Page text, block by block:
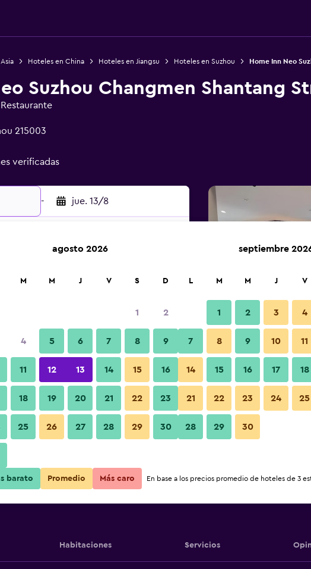
Hoteles en China Hoteles en Jiangsu Hoteles en Suzhou Home Inn Neo
Suzhou Changmen Shantang
215003
verificadas
- jue. 13/8
Neo Suzhou Changmen
Ver precios
Neo Suzhou Changmen
Ver precios
Neo Suzhou Changmen
Sala de estar
Fotos
Habitaciones Servicios
agosto 2026
M M J V S D
1 2
4 5 6 7 8 9
11 12 13 14 15 16
18 19 20 21 22 23
25 26 27 28 29 30
septiembre
L M M J V
1 2 3 4
7 8 9 10 11
14 15 16 17 18
21 22 23 24 25
28 29 30
barato Promedio Más caro En base a los precios promedio de hoteles de 3